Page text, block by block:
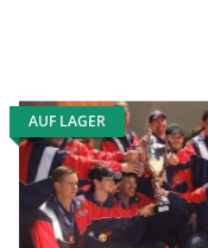
AUF LAGER